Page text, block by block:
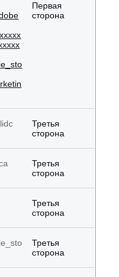
Первая
сторона
Третья
сторона
Третья
сторона
Третья
сторона
Третья
сторона